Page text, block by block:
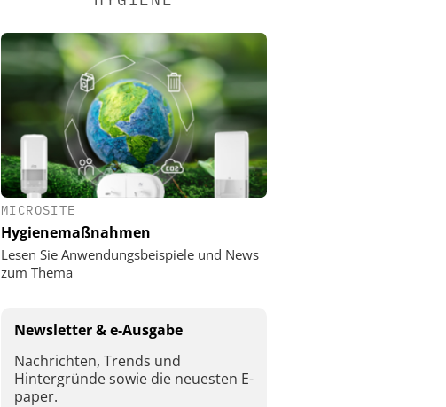
MICROSITE
Hygienemaßnahmen
Lesen Sie Anwendungsbeispiele und News
zum Thema
Newsletter & e-Ausgabe
Nachrichten, Trends und
Hintergründe sowie die neuesten E-
paper.